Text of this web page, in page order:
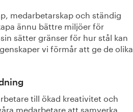
medarbetarskap och ständig
ännu bättre miljöer för
sätter gränser för hur stål kan
vi förmår att ge de olika
till ökad kreativitet och
medarbetare att samverka